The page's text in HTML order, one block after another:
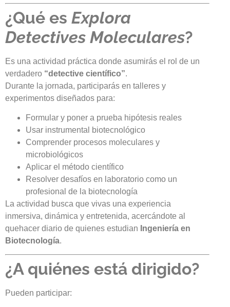
¿Qué es Explora
Detectives Moleculares?
Es una actividad práctica donde asumirás el rol de un
verdadero “detective científico”.
Durante la jornada, participarás en talleres y
experimentos diseñados para:
Formular y poner a prueba hipótesis reales
Usar instrumental biotecnológico
Comprender procesos moleculares y
microbiológicos
Aplicar el método científico
Resolver desafíos en laboratorio como un
profesional de la biotecnología
La actividad busca que vivas una experiencia
inmersiva, dinámica y entretenida, acercándote al
quehacer diario de quienes estudian Ingeniería en
Biotecnología.
¿A quiénes está dirigido?
Pueden participar: